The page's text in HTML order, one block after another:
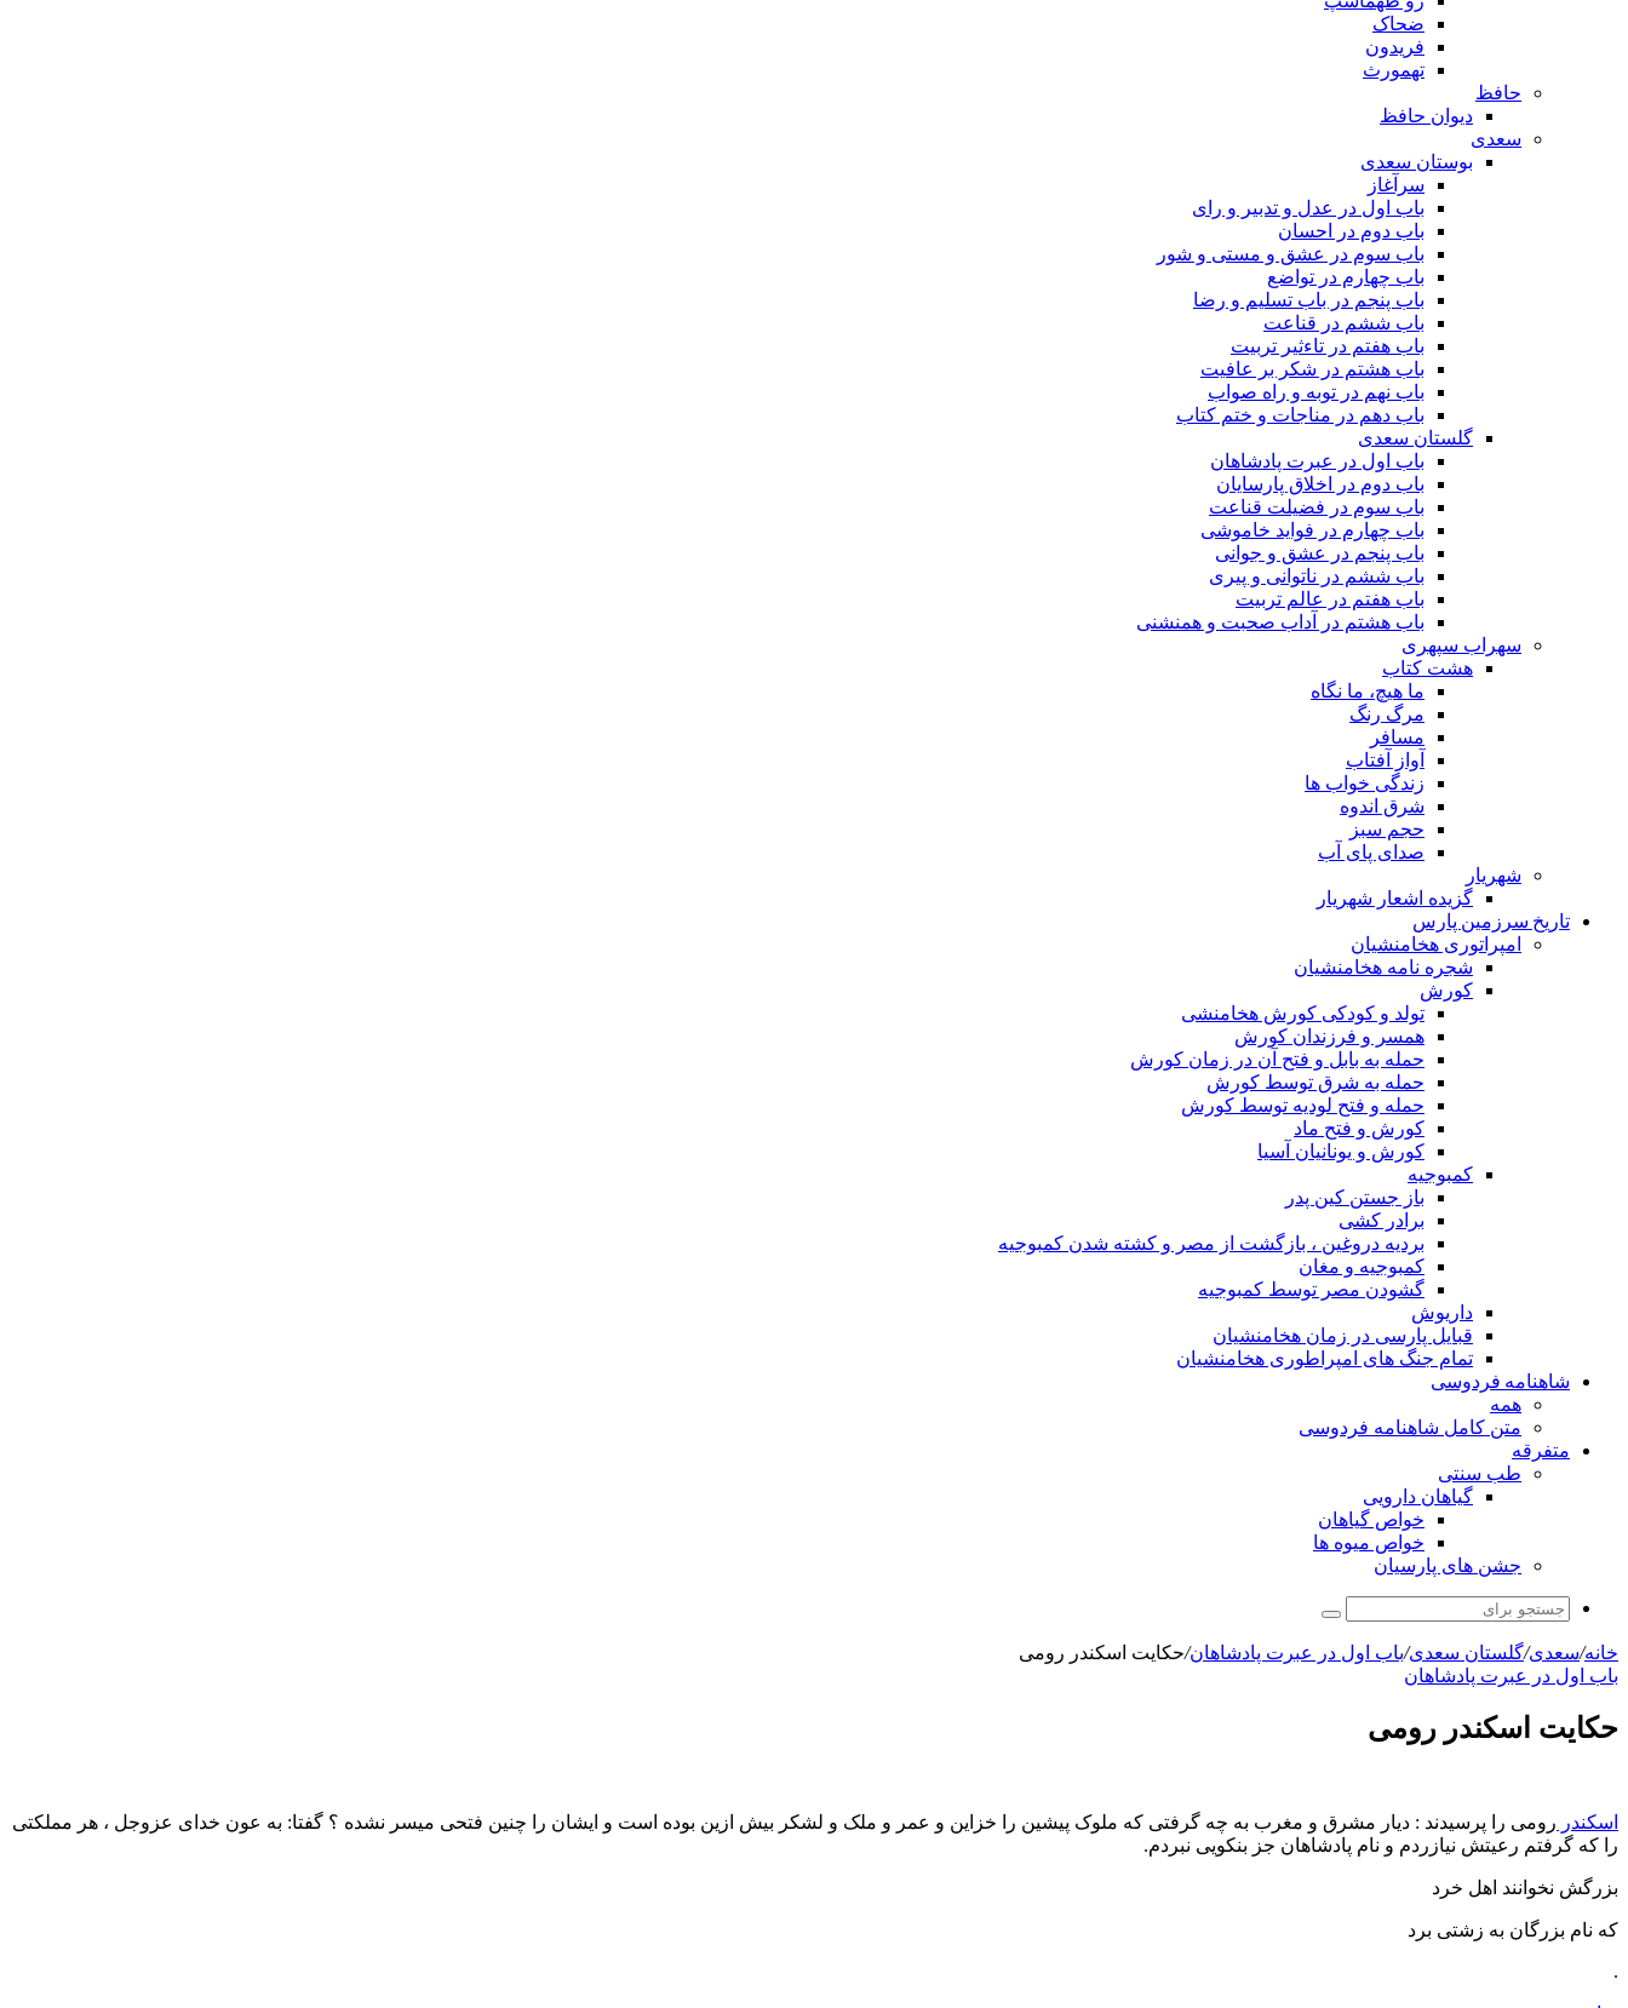
ضحاک
فریدون
تهمورث
حافظ
دیوان حافظ
سعدی
بوستان سعدی
سرآغاز
باب اول در عدل و تدبیر و رای
باب دوم در احسان
باب سوم در عشق و مستی و شور
باب چهارم در تواضع
باب پنجم در باب تسلیم و رضا
باب ششم در قناعت
باب هفتم در تاءثیر تربیت
باب هشتم در شکر بر عافیت
باب نهم در توبه و راه صواب
باب دهم در مناجات و ختم کتاب
گلستان سعدی
باب اول در عبرت پادشاهان
باب دوم در اخلاق پارسایان
باب سوم در فضیلت قناعت
باب چهارم در فواید خاموشى
باب پنجم در عشق و جوانى
باب ششم در ناتوانى و پیرى
باب هفتم در عالم تربیت
باب هشتم در آداب صحبت و همنشنى
سهراب سپهری
هشت کتاب
ما هیچ، ما نگاه
مرگ رنگ
مسافر
آواز آفتاب
زندگی خواب ها
شرق اندوه
حجم سبز
صدای پای آب
شهریار
گزیده اشعار شهریار
تاریخ سرزمین پارس
امپراتوری هخامنشیان
شجره نامه هخامنشیان
کورش
تولد و کودکی کورش هخامنشی
همسر و فرزندان کورش
حمله به بابل و فتح آن در زمان کورش
حمله به شرق توسط کورش
حمله و فتح لودیه توسط کورش
کورش و فتح ماد
کورش و یونانیان آسیا
کمبوجیه
باز جستن کین پدر
برادر کشی
بردیه دروغین ، بازگشت از مصر و کشته شدن کمبوجیه
کمبوجیه و مغان
گشودن مصر توسط کمبوجیه
داریوش
قبایل پارسی در زمان هخامنشیان
تمام جنگ های امپراطوری هخامنشیان
شاهنامه فردوسی
همه
متن کامل شاهنامه فردوسی
متفرقه
طب سنتی
گیاهان دارویی
خواص گیاهان
خواص میوه ها
جشن های پارسیان
جستجو
خانه/سعدی/گلستان سعدی/باب اول در عبرت پادشاهان/حکایت اسکندر رومی
باب اول در عبرت پادشاهان
حکایت اسکندر رومی
اسکندر رومی را پرسیدند : دیار مشرق و مغرب به چه گرفتی که ملوک پیشین را خزاین و عمر و ملک و لشکر بیش ازین بوده است و ایشان را چنین فتحی میسر نشده ؟ گفتا: به عون خدای عزوجل ، هر مملکتی
را که گرفتم رعیتش نیازردم و نام پادشاهان جز بنکویی نبردم.
بزرگش نخوانند اهل خرد
که نام بزرگان به زشتى برد
.